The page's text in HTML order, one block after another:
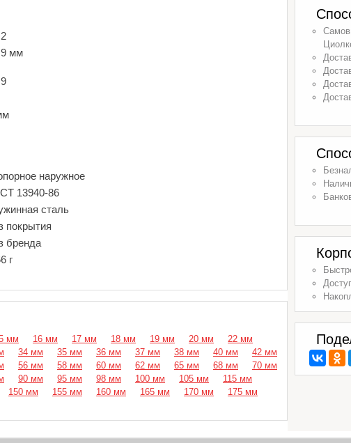
мм
наружное
13940-86
сталь
покрытия
бренда
г
мм 16 мм 17 мм 18 мм 19 мм 20 мм
22 мм
34 мм 35 мм 36 мм 37 мм 38 мм 40 мм
42 мм
56 мм 58 мм 60 мм 62 мм 65 мм 68 мм
70 мм
90 мм 95 мм 98 мм 100 мм 105 мм
115 мм
150 мм 155 мм 160 мм 165 мм 170 мм
175 мм